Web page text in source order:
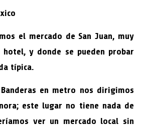
el mercado de San Juan, muy
hotel, y donde se pueden probar
típica.
en metro nos dirigimos
este lugar no tiene nada de
ver un mercado local sin